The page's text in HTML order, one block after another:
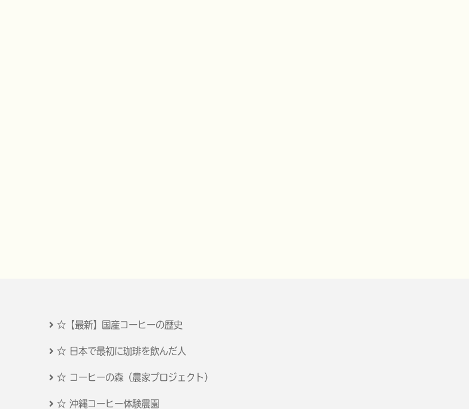
☆【最新】国産コーヒーの歴史
☆ 日本で最初に珈琲を飲んだ人
☆ コーヒーの森（農家プロジェクト）
☆ 沖縄コーヒー体験農園